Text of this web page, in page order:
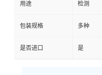
用途 检测
包装规格 多种
是否进口 是